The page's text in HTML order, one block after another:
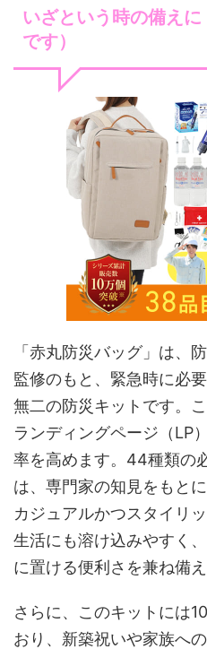
いざという時の備え
です）
「赤丸防災バッグ」は、
監修のもと、緊急時に必
無二の防災キットです。
ランディングページ（LP
率を高めます。44種類の
は、専門家の知見をもと
カジュアルかつスタイリ
生活にも溶け込みやすく
に置ける便利さを兼ね備え
さらに、このキットには
おり、新築祝いや家族へ